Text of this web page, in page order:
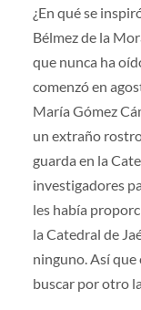
¿En qué se
Bélmez de la
que nunca ha
comenzó en
María Gómez
un extraño
guarda en la
investigadores
les había
la Catedral de
ninguno. Así
buscar por otro